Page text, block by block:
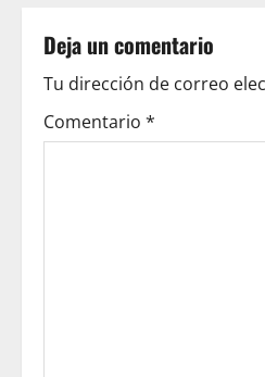
n
a
v
Deja un comentario
Tu dirección de correo
Comentario *